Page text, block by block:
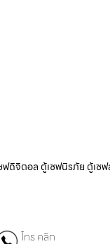
ดิจิตอล ตู้เซฟนิรภัย ตู้เซ
โทร คลิก